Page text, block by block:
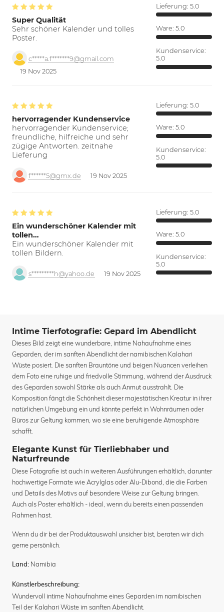
Super Qualität
Sehr schöner Kalender und tolles
Poster.
c*****a.f*******9@gmail.com
19 Nov 2025
Lieferung: 5.0
Ware: 5.0
Kundenservice:
5.0
hervorragender Kundenservice
hervorragender Kundenservice;
freundliche, hilfreiche und sehr
zügige Antworten. zeitnahe
Lieferung
f******5@gmx.de 19 Nov 2025
Lieferung: 5.0
Ware: 5.0
Kundenservice:
5.0
Ein wunderschöner Kalender mit
tollen…
Ein wunderschöner Kalender mit
tollen Bildern.
s*********h@yahoo.de 19 Nov 2025
Lieferung: 5.0
Ware: 5.0
Kundenservice:
5.0
Intime Tierfotografie: Gepard im Abendlicht
Dieses Bild zeigt eine wunderbare, intime Nahaufnahme eines
Geparden, der im sanften Abendlicht der namibischen Kalahari
Wüste posiert. Die sanften Brauntöne und beigen Nuancen verleihen
dem Foto eine ruhige und friedvolle Stimmung, während der Ausdruck
des Geparden sowohl Stärke als auch Anmut ausstrahlt. Die
Komposition fängt die Schönheit dieser majestätischen Kreatur in ihrer
natürlichen Umgebung ein und könnte perfekt in Wohnräumen oder
Büros zur Geltung kommen, wo sie eine beruhigende Atmosphäre
schafft.
Elegante Kunst für Tierliebhaber und
Naturfreunde
Diese Fotografie ist auch in weiteren Ausführungen erhältlich, darunter
hochwertige Formate wie Acrylglas oder Alu-Dibond, die die Farben
und Details des Motivs auf besondere Weise zur Geltung bringen.
Auch als Poster erhältlich - ideal, wenn du bereits einen passenden
Rahmen hast.
Wenn du dir bei der Produktauswahl unsicher bist, beraten wir dich
gerne persönlich.
Land: Namibia
Künstlerbeschreibung:
Wundervoll intime Nahaufnahme eines Geparden im namibischen
Teil der Kalahari Wüste im sanften Abendlicht.